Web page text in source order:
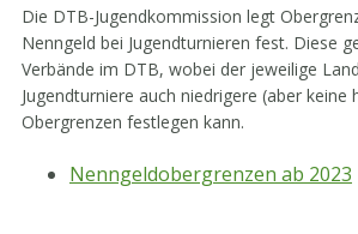
Die DTB-Jugendkommission legt
Nenngeld bei Jugendturnieren fest. Diese
Verbände im DTB, wobei der jeweilige
Jugendturniere auch niedrigere (aber keine
Obergrenzen festlegen kann.
Nenngeldobergrenzen ab 2023